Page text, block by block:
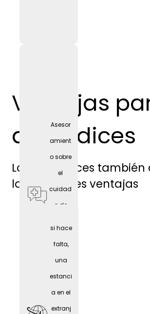
Asesor
amient
o sobre
el
cuidad
o de
Ventajas
aprendices
Los aprendices
las siguientes ventajas
si hace
falta,
una
estanci
a en el
extranj